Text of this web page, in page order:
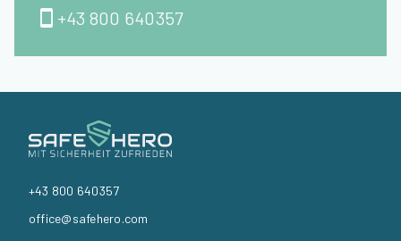
+43 800 640357
+43 800 640357
office@safehero.com